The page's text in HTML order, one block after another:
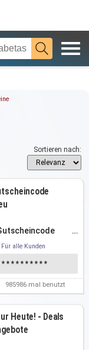
Sortieren nach:
…
Für alle Kunden
985986 mal benutzt
Heute! - Deals